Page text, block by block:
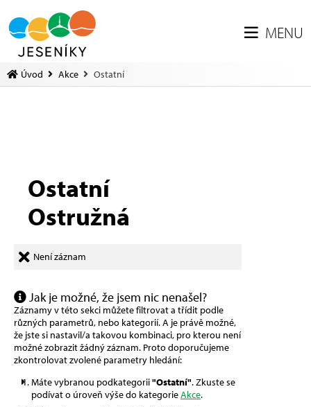
MENU
Úvod Akce Ostatní
Ostatní
Ostružná
Není záznam
Jak je možné, že jsem nic nenašel?
Záznamy v této sekci můžete filtrovat a třídit podle
různých parametrů, nebo kategorií. A je právě možné,
že jste si nastavil/a takovou kombinaci, pro kterou není
možné zobrazit žádný záznam. Proto doporučujeme
zkontrolovat zvolené parametry hledání:
Máte vybranou podkategorii"Ostatní". Zkuste se
podívat o úroveň výše do kategorieAkce.